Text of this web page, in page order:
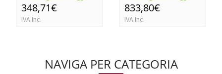
348,71€
IVA Inc.
833,80€
IVA Inc.
NAVIGA PER CATEGORIA